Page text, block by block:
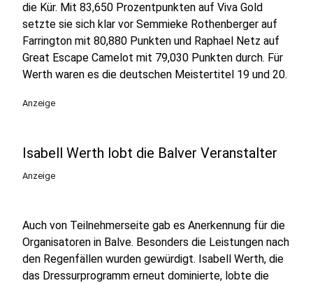
die Kür. Mit 83,650 Prozentpunkten auf Viva Gold
setzte sie sich klar vor Semmieke Rothenberger auf
Farrington mit 80,880 Punkten und Raphael Netz auf
Great Escape Camelot mit 79,030 Punkten durch. Für
Werth waren es die deutschen Meistertitel 19 und 20.
Anzeige
Isabell Werth lobt die Balver Veranstalter
Anzeige
Auch von Teilnehmerseite gab es Anerkennung für die
Organisatoren in Balve. Besonders die Leistungen nach
den Regenfällen wurden gewürdigt. Isabell Werth, die
das Dressurprogramm erneut dominierte, lobte die